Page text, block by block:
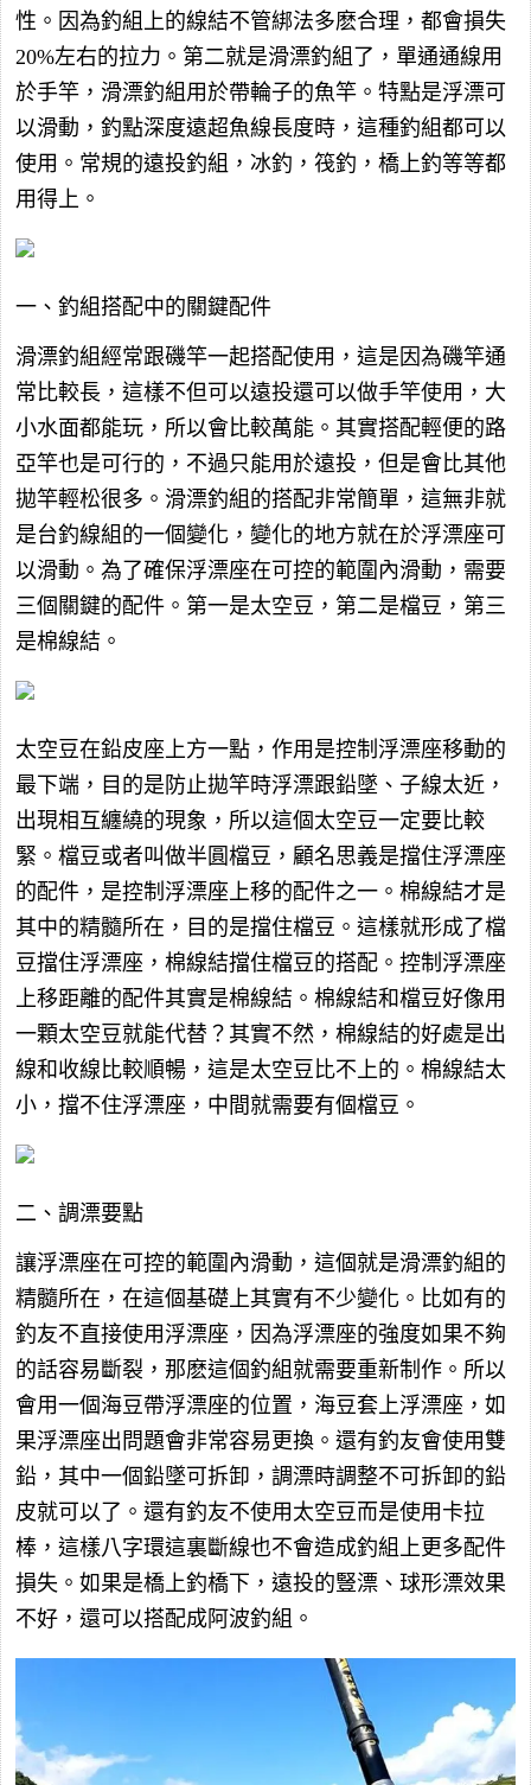
性。因為釣組上的線結不管綁法多麽合理，都會損失
20%左右的拉力。第二就是滑漂釣組了，單通通線用
於手竿，滑漂釣組用於帶輪子的魚竿。特點是浮漂可
以滑動，釣點深度遠超魚線長度時，這種釣組都可以
使用。常規的遠投釣組，冰釣，筏釣，橋上釣等等都
用得上。
一、釣組搭配中的關鍵配件
滑漂釣組經常跟磯竿一起搭配使用，這是因為磯竿通
常比較長，這樣不但可以遠投還可以做手竿使用，大
小水面都能玩，所以會比較萬能。其實搭配輕便的路
亞竿也是可行的，不過只能用於遠投，但是會比其他
拋竿輕松很多。滑漂釣組的搭配非常簡單，這無非就
是台釣線組的一個變化，變化的地方就在於浮漂座可
以滑動。為了確保浮漂座在可控的範圍內滑動，需要
三個關鍵的配件。第一是太空豆，第二是檔豆，第三
是棉線結。
太空豆在鉛皮座上方一點，作用是控制浮漂座移動的
最下端，目的是防止拋竿時浮漂跟鉛墜、子線太近，
出現相互纏繞的現象，所以這個太空豆一定要比較
緊。檔豆或者叫做半圓檔豆，顧名思義是擋住浮漂座
的配件，是控制浮漂座上移的配件之一。棉線結才是
其中的精髓所在，目的是擋住檔豆。這樣就形成了檔
豆擋住浮漂座，棉線結擋住檔豆的搭配。控制浮漂座
上移距離的配件其實是棉線結。棉線結和檔豆好像用
一顆太空豆就能代替？其實不然，棉線結的好處是出
線和收線比較順暢，這是太空豆比不上的。棉線結太
小，擋不住浮漂座，中間就需要有個檔豆。
二、調漂要點
讓浮漂座在可控的範圍內滑動，這個就是滑漂釣組的
精髓所在，在這個基礎上其實有不少變化。比如有的
釣友不直接使用浮漂座，因為浮漂座的強度如果不夠
的話容易斷裂，那麽這個釣組就需要重新制作。所以
會用一個海豆帶浮漂座的位置，海豆套上浮漂座，如
果浮漂座出問題會非常容易更換。還有釣友會使用雙
鉛，其中一個鉛墜可拆卸，調漂時調整不可拆卸的鉛
皮就可以了。還有釣友不使用太空豆而是使用卡拉
棒，這樣八字環這裏斷線也不會造成釣組上更多配件
損失。如果是橋上釣橋下，遠投的豎漂、球形漂效果
不好，還可以搭配成阿波釣組。